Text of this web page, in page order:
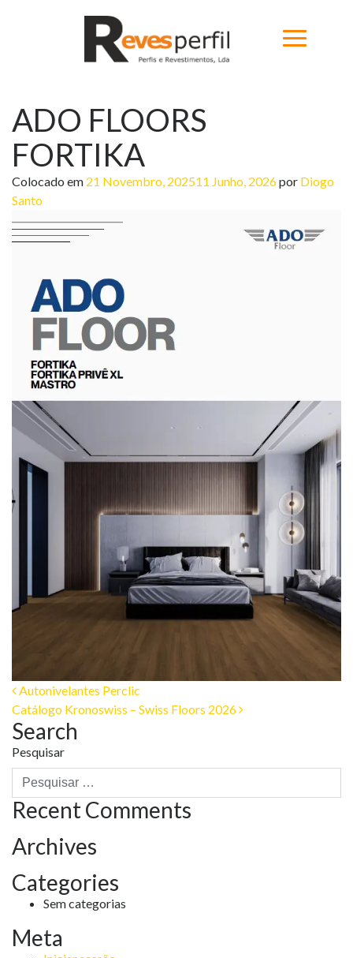
Home
Contactos
Loja Online
ADO FLOORS
FORTIKA
Colocado em 21 Novembro, 202511 Junho, 2026por Diogo
Santo
Post
navigation
Autonivelantes Perclic
Catálogo Kronoswiss – Swiss Floors 2026
Search
Pesquisar
Recent Comments
Archives
Categories
Sem categorias
Meta